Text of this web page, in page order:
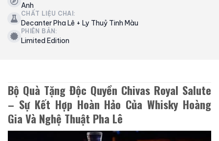
Anh
CHẤT LIỆU CHAI:
Decanter Pha Lê + Ly Thuỷ Tinh Màu
PHIÊN BẢN:
Limited Edition
Bộ Quà Tặng Độc Quyền Chivas Royal Salute
– Sự Kết Hợp Hoàn Hảo Của Whisky Hoàng
Gia Và Nghệ Thuật Pha Lê